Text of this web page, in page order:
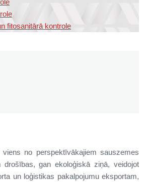
fitosanitārā kontrole
no perspektīvākajiem sauszemes
drošības, gan ekoloģiskā ziņā, veidojot
un loģistikas pakalpojumu eksportam,